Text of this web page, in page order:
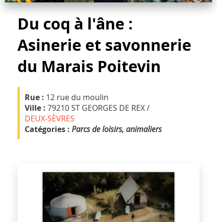
Du coq à l'âne :
Asinerie et savonnerie
du Marais Poitevin
Rue : 12 rue du moulin
Ville : 79210 ST GEORGES DE REX /
DEUX-SÈVRES
Catégories : Parcs de loisirs, animaliers